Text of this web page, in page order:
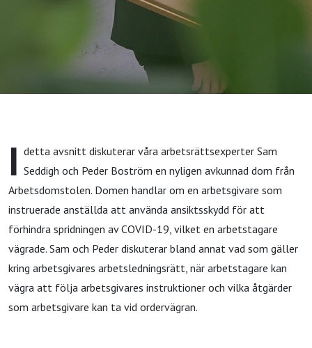
I detta avsnitt diskuterar våra arbetsrättsexperter Sam
Seddigh och Peder Boström en nyligen avkunnad dom från
Arbetsdomstolen. Domen handlar om en arbetsgivare som
instruerade anställda att använda ansiktsskydd för att
förhindra spridningen av COVID-19, vilket en arbetstagare
vägrade. Sam och Peder diskuterar bland annat vad som gäller
kring arbetsgivares arbetsledningsrätt, när arbetstagare kan
vägra att följa arbetsgivares instruktioner och vilka åtgärder
som arbetsgivare kan ta vid ordervägran.